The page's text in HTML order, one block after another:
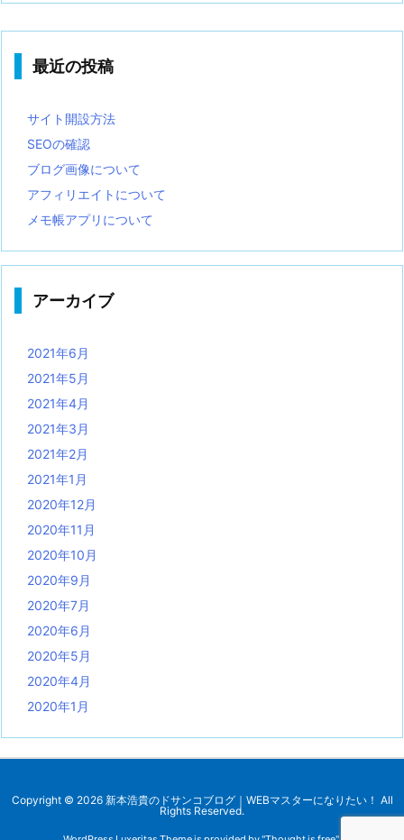
最近の投稿
サイト開設方法
SEOの確認
ブログ画像について
アフィリエイトについて
メモ帳アプリについて
アーカイブ
2021年6月
2021年5月
2021年4月
2021年3月
2021年2月
2021年1月
2020年12月
2020年11月
2020年10月
2020年9月
2020年7月
2020年6月
2020年5月
2020年4月
2020年1月
Copyright © 2026 新本浩貴のドサンコブログ｜WEBマスターになりたい！ All
Rights Reserved.